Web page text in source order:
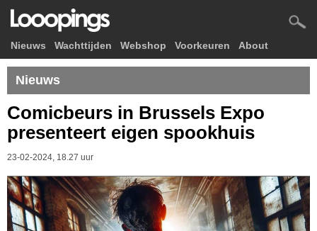
Nieuws Wachttijden Webshop Voorkeuren About
Nieuws
Comicbeurs in Brussels Expo
presenteert eigen spookhuis
23-02-2024, 18.27 uur